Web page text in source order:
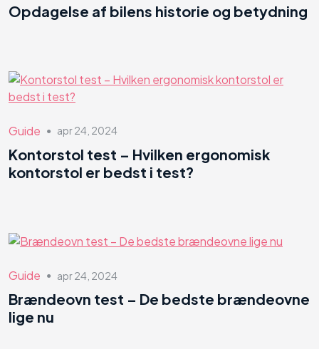
Opdagelse af bilens historie og betydning
Guide ● apr 24, 2024
Kontorstol test – Hvilken ergonomisk
kontorstol er bedst i test?
Guide ● apr 24, 2024
Brændeovn test – De bedste brændeovne
lige nu